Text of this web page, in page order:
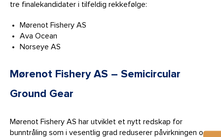
tre finalekandidater i tilfeldig rekkefølge:
Mørenot Fishery AS
Ava Ocean
Norseye AS
Mørenot Fishery AS – Semicircular
Ground Gear
Mørenot Fishery AS har utviklet et nytt redskap for
bunntråling som i vesentlig grad reduserer påvirkningen og